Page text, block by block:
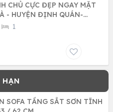
CHỦ CỰC ĐẸP NGAY MẶT
1
SOFA TẦNG SẮT SƠN TĨNH